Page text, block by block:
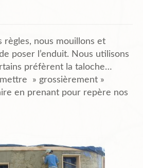
règles, nous mouillons et
poser l’enduit. Nous utilisons
préfèrent la taloche…
» grossièrement »
en prenant pour repère nos